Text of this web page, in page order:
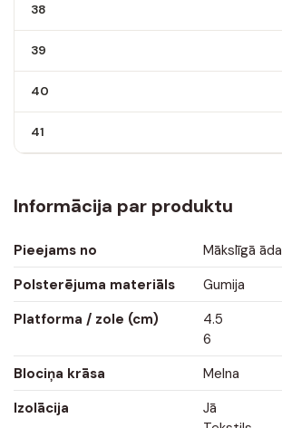
38
39
40
41
Informācija par produktu
Pieejams no
Mākslīgā āda
Polsterējuma materiāls
Gumija
Platforma / zole (cm)
4.5
6
Blociņa krāsa
Melna
Izolācija
Jā